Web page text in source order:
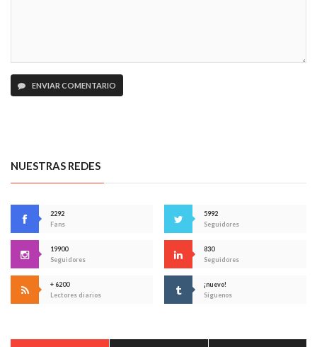
ENVIAR COMENTARIO
NUESTRAS REDES
2292
Fans
5992
Seguidores
19900
Seguidores
830
Seguidores
+ 6200
Lectores diarios
¡nuevo!
Síguenos